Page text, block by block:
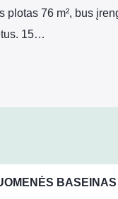
plotas 76 m², bus
15…
BASEINAS